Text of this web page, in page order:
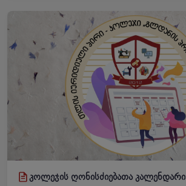
კოლეჯის ღონისძიებათა კალენდარი